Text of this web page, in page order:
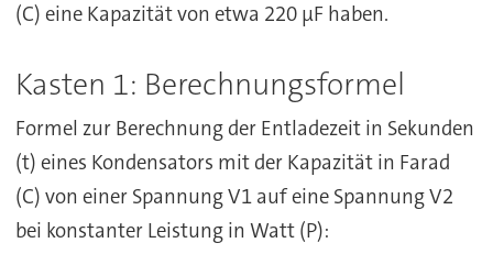
(C) eine Kapazität von etwa 220 µF haben.
Kasten 1: Berechnungsformel
Formel zur Berechnung der Entladezeit in Sekunden
(t) eines Kondensators mit der Kapazität in Farad
(C) von einer Spannung V1 auf eine Spannung V2
bei konstanter Leistung in Watt (P):